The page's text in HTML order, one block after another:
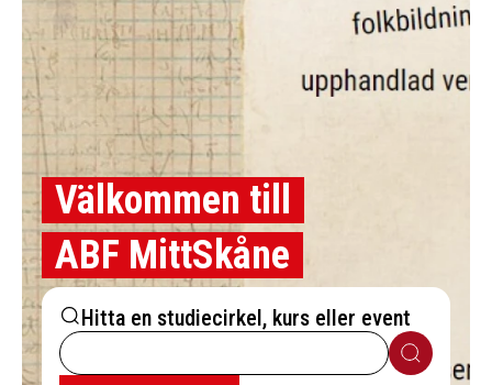
Välkommen till
ABF MittSkåne
Hitta en studiecirkel, kurs eller event
Sök